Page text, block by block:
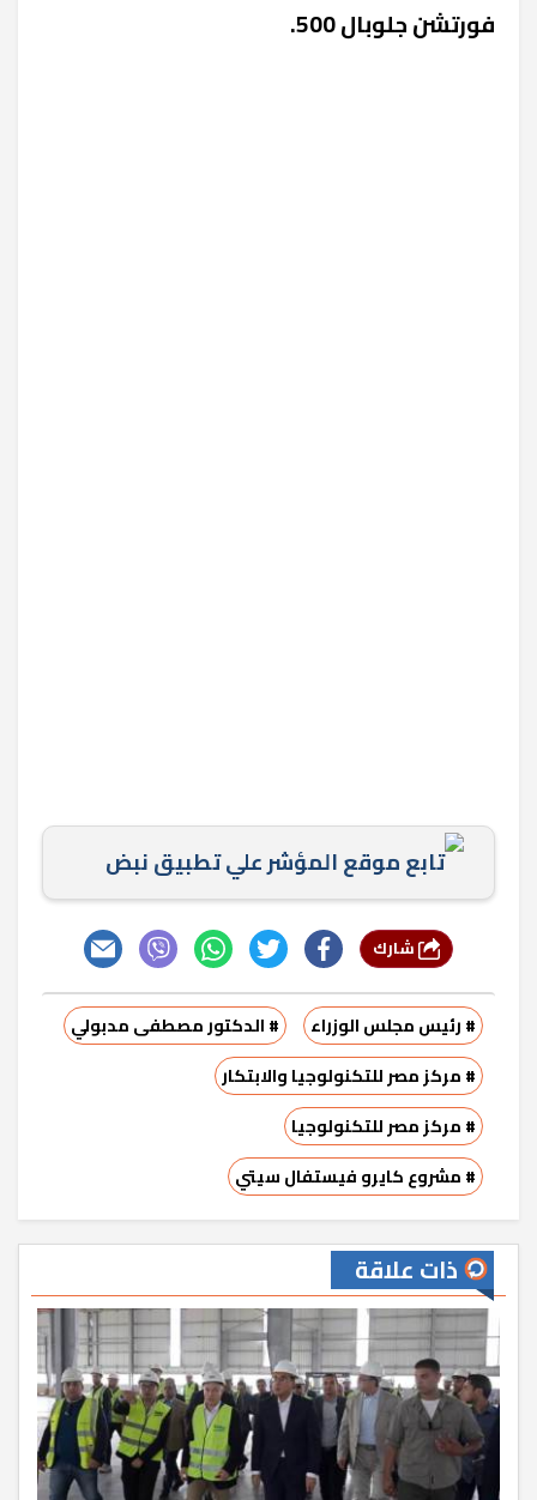
فورتشن جلوبال 500.
تابع موقع المؤشر علي تطبيق نبض
# رئيس مجلس الوزراء
# الدكتور مصطفى مدبولي
# مركز مصر للتكنولوجيا والابتكار
# مركز مصر للتكنولوجيا
# مشروع كايرو فيستفال سيتي
ذات علاقة